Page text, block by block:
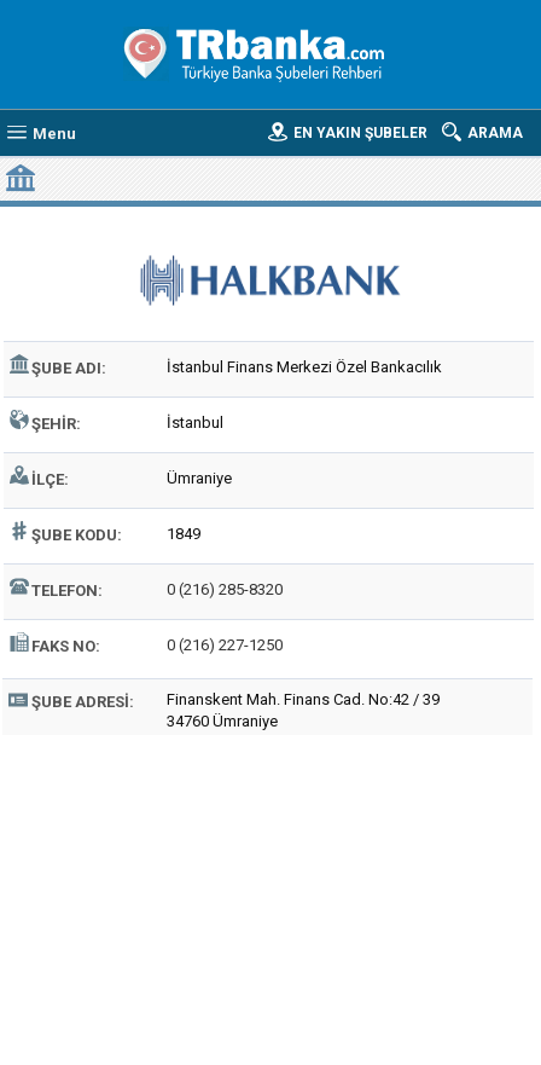
Menu ARAMA
EN YAKIN ŞUBELER
HALK BANK İSTANBUL FINANS MERKEZI ÖZEL BANKACILIK ŞUBESI
ŞUBE ADI: İstanbul Finans Merkezi Özel Bankacılık
ŞEHIR: İstanbul
İLÇE: Ümraniye
ŞUBE KODU: 1849
TELEFON: 0 (216) 285-8320
FAKS NO: 0 (216) 227-1250
ŞUBE ADRESI:
Finanskent Mah. Finans Cad. No:42 / 39
34760 Ümraniye